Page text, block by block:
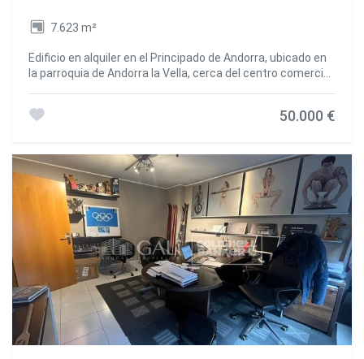
7.623 m²
Edificio en alquiler en el Principado de Andorra, ubicado en
la parroquia de Andorra la Vella, cerca del centro comercial
a través de dos viales. La superficie de la parcela de
forma:~~Planta Sótano (216,98 m2): Pequeña
tienda.~Planta Baja (1.015,87 m2): Gran espacio expositor,
despachos personal y dirección, archivos, aseos y
almacén.~Planta Primera (1.064,39 m2): Antiguo taller
mecánico.~Planta Segunda (1.064,39 m2): Prácticamente
diáfano.~Planta Tercera (1.015,87 m2): Gran espacio
diáfano.~Planta Cuarta (1.015,87 m2): Gran espacio
diáfano.~Planta Quinta (898,51 m2): Gran espacio
diáfano.~Planta Ático (827,74 m2): Espacio diáfano con
gran terraza.~Planta Sobre Ático (503,27 m2): Planta
diáfana.~~El edificio está comunicado por núcleos de
escaleras, ascensor y rampas para el acceso
50.000 €